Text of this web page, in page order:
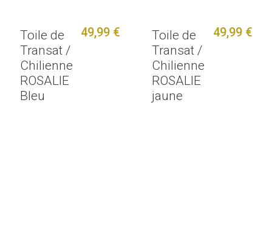
Toile de
Transat /
Chilienne
ROSALIE
Bleu
49,99 €
Toile de
Transat /
Chilienne
ROSALIE
jaune
49,99 €